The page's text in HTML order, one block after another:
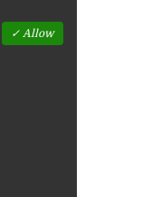
✓ Allow